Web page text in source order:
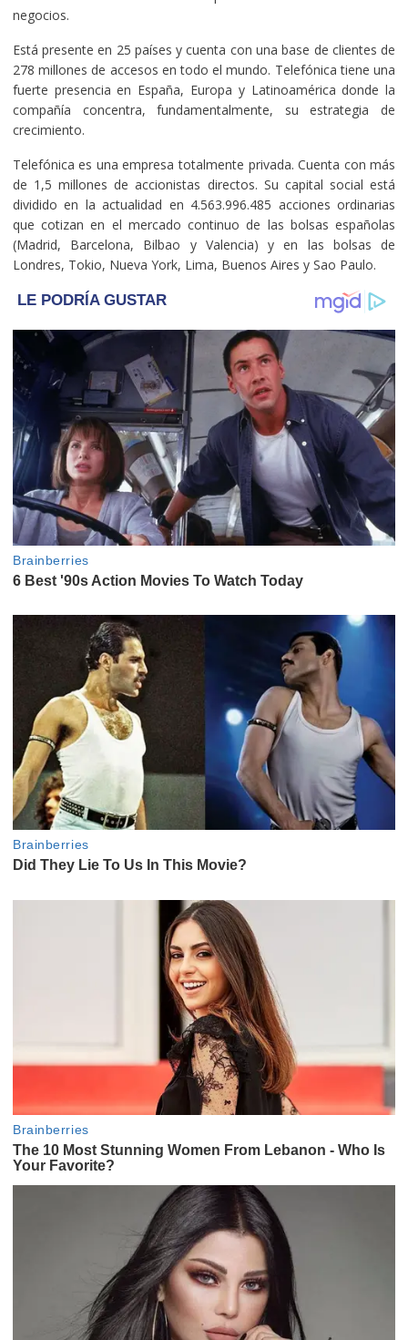
negocios.
Está presente en 25 países y cuenta con una base de clientes de
278 millones de accesos en todo el mundo. Telefónica tiene una
fuerte presencia en España, Europa y Latinoamérica donde la
compañía concentra, fundamentalmente, su estrategia de
crecimiento.
Telefónica es una empresa totalmente privada. Cuenta con más
de 1,5 millones de accionistas directos. Su capital social está
dividido en la actualidad en 4.563.996.485 acciones ordinarias
que cotizan en el mercado continuo de las bolsas españolas
(Madrid, Barcelona, Bilbao y Valencia) y en las bolsas de
Londres, Tokio, Nueva York, Lima, Buenos Aires y Sao Paulo.